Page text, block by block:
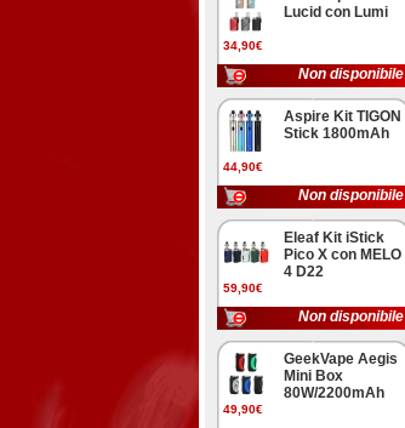
34,90€
Lucid con Lumi
Non disponibile
44,90€
Aspire Kit TIGON
Stick 1800mAh
Non disponibile
59,90€
Eleaf Kit iStick
Pico X con MELO
4 D22
Non disponibile
49,90€
GeekVape Aegis
Mini Box
80W/2200mAh